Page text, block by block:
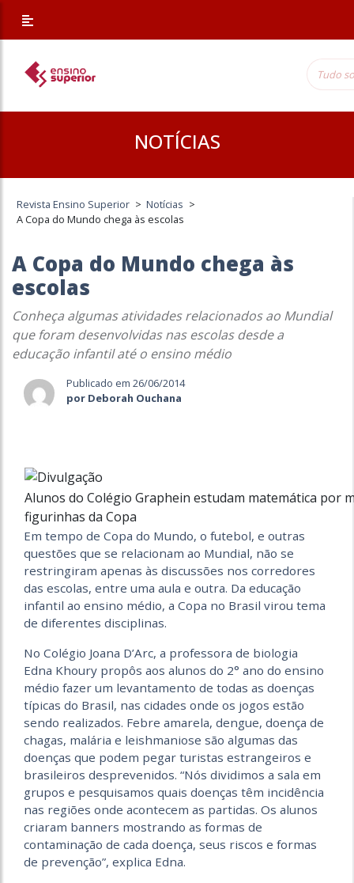
NOTÍCIAS
Revista Ensino Superior > Notícias >
A Copa do Mundo chega às escolas
A Copa do Mundo chega às
escolas
Conheça algumas atividades relacionados ao Mundial
que foram desenvolvidas nas escolas desde a
educação infantil até o ensino médio
Publicado em 26/06/2014
por Deborah Ouchana
Alunos do Colégio Graphein estudam matemática por
figurinhas da Copa
Em tempo de Copa do Mundo, o futebol, e outras
questões que se relacionam ao Mundial, não se
restringiram apenas às discussões nos corredores
das escolas, entre uma aula e outra. Da educação
infantil ao ensino médio, a Copa no Brasil virou tema
de diferentes disciplinas.
No Colégio Joana D’Arc, a professora de biologia
Edna Khoury propôs aos alunos do 2° ano do ensino
médio fazer um levantamento de todas as doenças
típicas do Brasil, nas cidades onde os jogos estão
sendo realizados. Febre amarela, dengue, doença de
chagas, malária e leishmaniose são algumas das
doenças que podem pegar turistas estrangeiros e
brasileiros desprevenidos. “Nós dividimos a sala em
grupos e pesquisamos quais doenças têm incidência
nas regiões onde acontecem as partidas. Os alunos
criaram banners mostrando as formas de
contaminação de cada doença, seus riscos e formas
de prevenção”, explica Edna.